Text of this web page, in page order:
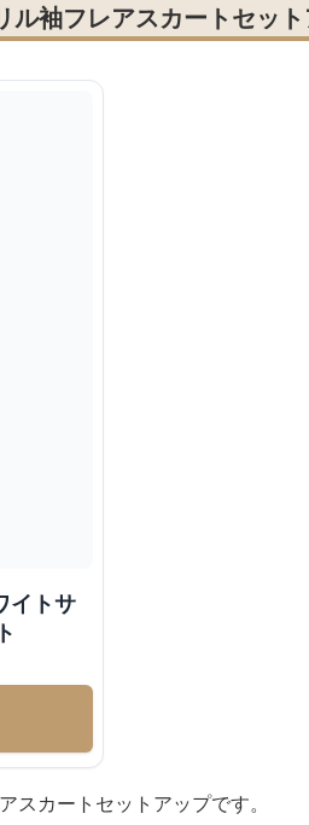
ル袖フレアスカートセッ
イトサ
カートセットアップです。